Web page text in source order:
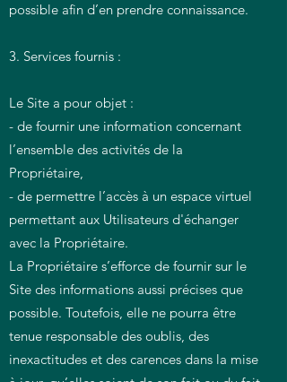
possible afin d’en prendre connaissance.
3. Services fournis :
Le Site a pour objet :
- de fournir une information concernant
l’ensemble des activités de la
Propriétaire,
- de permettre l’accès à un espace virtuel
permettant aux Utilisateurs d'échanger
avec la Propriétaire.
La Propriétaire s’efforce de fournir sur le
Site des informations aussi précises que
possible. Toutefois, elle ne pourra être
tenue responsable des oublis, des
inexactitudes et des carences dans la mise